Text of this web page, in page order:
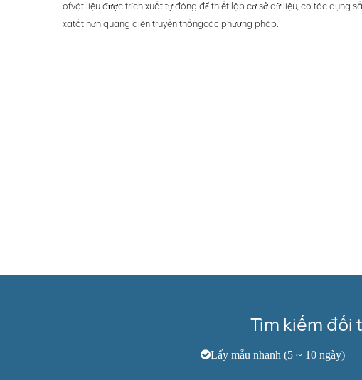
ofvật liệu được trích xuất tự động để thiết lập cơ sở dữ liệu, có tác dụng
xatốt hơn quang điện truyền thốngcác phương pháp.
Tìm kiếm đối
Lấy mẫu nhanh (5 ~ 10 ngày)